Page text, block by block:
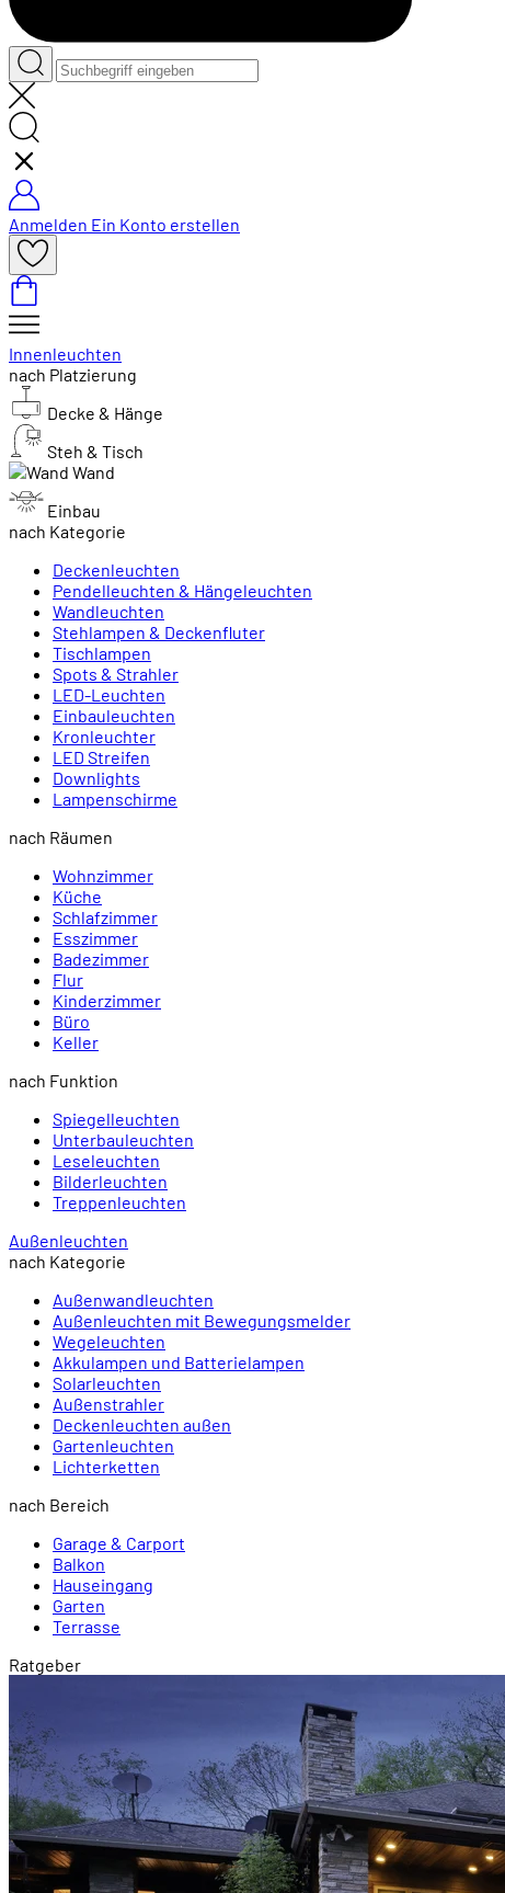
Anmelden Ein Konto erstellen
Innenleuchten
nach Platzierung
Decke & Hänge
Steh & Tisch
Wand
Einbau
nach Kategorie
Deckenleuchten
Pendelleuchten & Hängeleuchten
Wandleuchten
Stehlampen & Deckenfluter
Tischlampen
Spots & Strahler
LED-Leuchten
Einbauleuchten
Kronleuchter
LED Streifen
Downlights
Lampenschirme
nach Räumen
Wohnzimmer
Küche
Schlafzimmer
Esszimmer
Badezimmer
Flur
Kinderzimmer
Büro
Keller
nach Funktion
Spiegelleuchten
Unterbauleuchten
Leseleuchten
Bilderleuchten
Treppenleuchten
Außenleuchten
nach Kategorie
Außenwandleuchten
Außenleuchten mit Bewegungsmelder
Wegeleuchten
Akkulampen und Batterielampen
Solarleuchten
Außenstrahler
Deckenleuchten außen
Gartenleuchten
Lichterketten
nach Bereich
Garage & Carport
Balkon
Hauseingang
Garten
Terrasse
Ratgeber